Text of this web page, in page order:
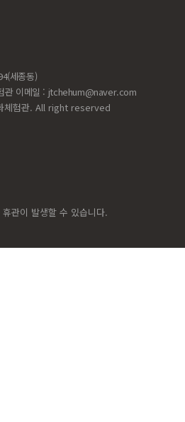
세종동)
관 이메일 : jtchehum@naver.com
체험관. All right reserved
관이 발생할 수 있습니다.